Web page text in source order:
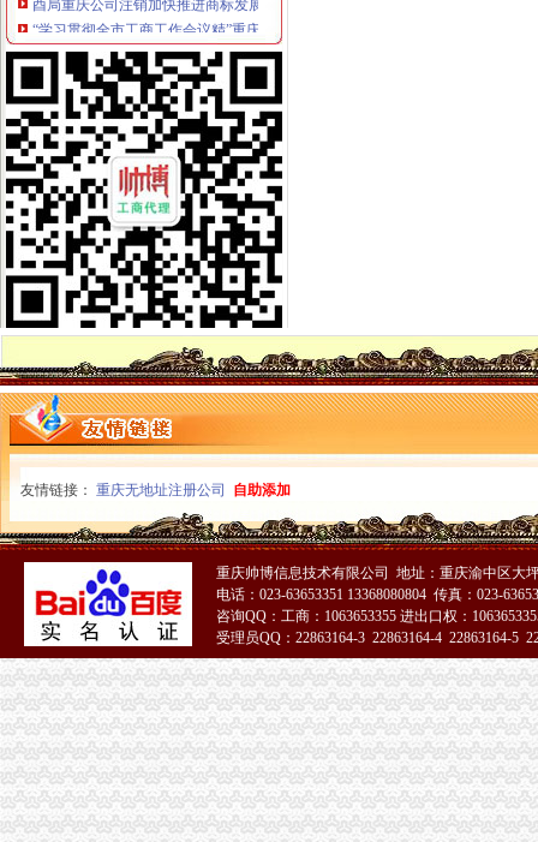
“学习贯彻全市工商工作会议精”重庆营业执照注销署名文章组稿编发工作圆满完
批全国外资登记管理干部业务交流会在高新区局重庆代办公司成功召开
奉节局四个“进一步”重庆税务注销措施化微企扶持资金管理
潼南局重庆分公司注销房地产广告专项整工作显成效
南川区向微型企业发布诚信经营倡议书
渝中局在解放碑商圈推行 “十五天退换货制”重庆公司注销受到好评
璧山局“三化”重庆营业执照注销全力营造食品安全健康消费环境
长寿区知名商标认定和保护办法出台
涪陵区开展保护注册商标专用权宣周活动
市重庆税务注销局电子商务监管工作在全国工商系统市场网络监管工作会上作
全市劳动模范、重庆分公司注销先进人物纳入微型企业创业扶持对象
全系统严查七类案件促进“两翼”重庆公司注销农户万元增收
《到群众中去——重庆市工商系统“三进三同”重庆代办公司活动纪实》摄影集编
市局召开“保护注册商标专用权”重庆代办公司新闻发布会
渝北局重庆分公司注销四举措加大游走字幕广告集中整
南岸局重庆税务注销迅速开展辖区电影院食品包装检查
江津局重庆税务注销四项措施全面提升登记和监管工作质量
永川局重庆分公司注销把握四点开展商标宣周活动
一季度全市重庆税务注销市场中介组织发展开局良好
波局重庆分公司注销长对非公经济建工作提出六点要求
市重庆税务注销局机关成功召开妇女代表会议
市重庆分公司注销局采取五项措施积推进公职律师试点工作
市重庆营业执照注销局机关委被市委组织部名为全市批基层建示范点
合川局查获一价值15万余元的重庆税务注销涉嫌销售无中文标签进口葡萄酒案件
大渡口局重庆税务注销九庙工商所查处一起销售傍知名品牌服装案
市重庆代办公司局采取五项措施积推进公职律师试点工作
市局机关召开“五·四”重庆分公司注销表彰大会
渝中局重庆税务注销朝天门所查获20余万元侵权厨电
总局重庆税务注销外资局曹马陵局长一行来渝调研外资工作
央视“焦点新闻播报”重庆公司注销报道渝中局突击查处“楼中店”涉嫌售案
城口局重庆分公司注销食品安全百日整行动初显成效
江津局重庆分公司注销建立四项机制加食品添加监管
酉局重庆公司注销城南所查获一批过期食品
友情链接： 重庆无地址注册公司 自助添加
重庆帅博信息技术有限公司 地址：重庆渝中区大
电话：023-63653351 13368080804 传真：023-
咨询QQ：工商：1063653355 进出口权：
受理员QQ：22863164-3 22863164-4 22863164-5